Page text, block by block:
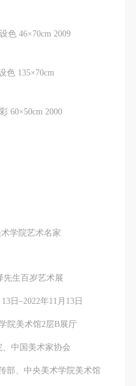
色 46×70cm 2009
色 135×70cm
60×50cm 2000
学院艺术名家
生百岁艺术展
日–2022年11月13日
院美术馆2层B展厅
中国美术家协会
部、中央美术学院美术馆